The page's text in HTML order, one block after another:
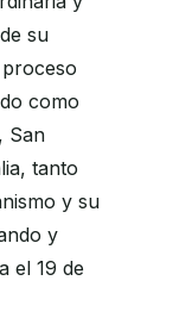
su
como
San
tanto
y su
y
el 19 de